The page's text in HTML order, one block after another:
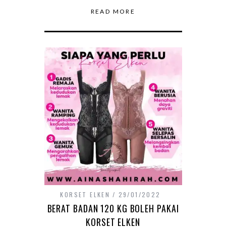
READ MORE
KORSET ELKEN 29/01/2022
BERAT BADAN 120 KG BOLEH PAKAI
KORSET ELKEN